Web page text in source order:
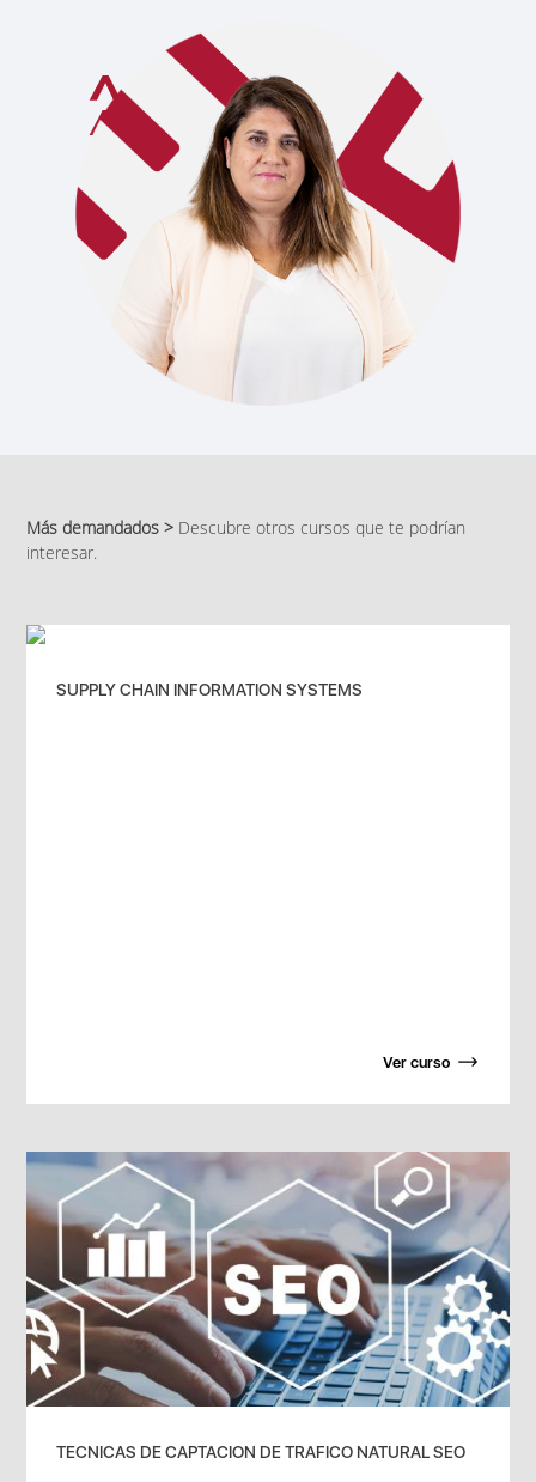
Más demandados > Descubre otros cursos que te podrían
interesar.
SUPPLY CHAIN INFORMATION SYSTEMS
Ver curso
TECNICAS DE CAPTACION DE TRAFICO NATURAL SEO